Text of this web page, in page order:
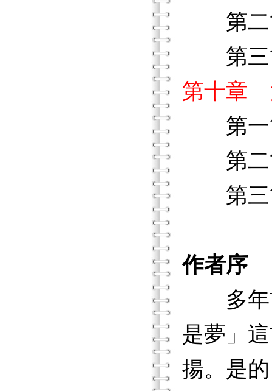
第二
第三
第十章
第一
第二
第三
作者序
多年前
是夢」
揚。是